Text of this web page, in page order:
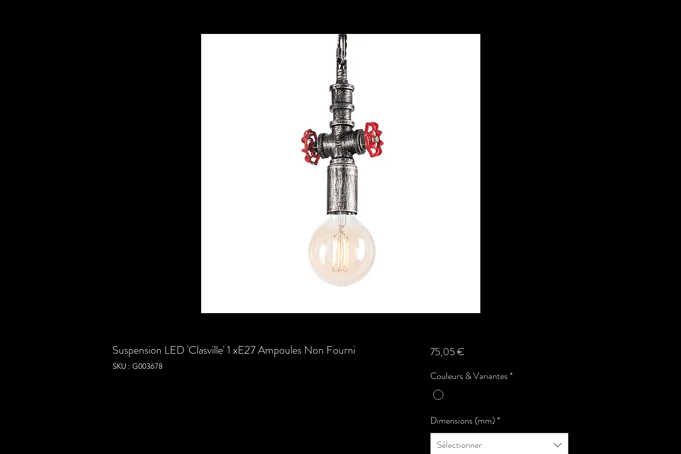
Suspension LED 'Clasville' 1 xE27 Ampoules Non Fourni
SKU : G003678
75,05 €Prix
Couleurs & Variantes*
Dimensions (mm)*
Sélectionner